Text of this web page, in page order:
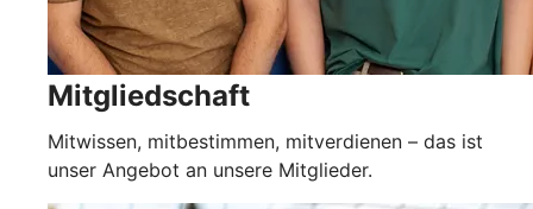
Mitgliedschaft
Mitwissen, mitbestimmen, mitverdienen – das ist
unser Angebot an unsere Mitglieder.